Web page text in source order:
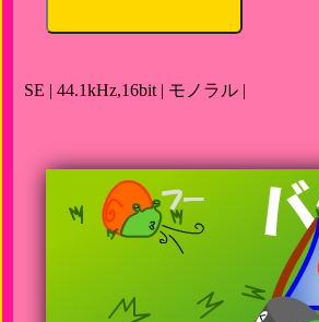
SE | 44.1kHz,16bit | モノラル |